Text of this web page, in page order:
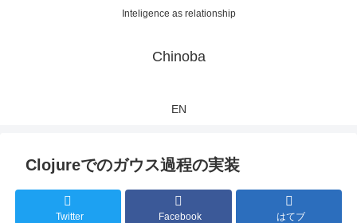
Inteligence as relationship
Chinoba
EN
Clojureでのガウス過程の実装
Twitter Facebook はてブ